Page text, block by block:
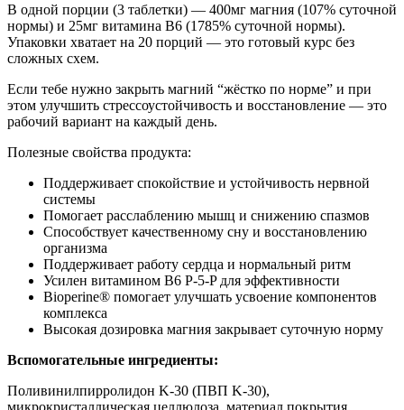
В одной порции (3 таблетки) — 400мг магния (107% суточной
нормы) и 25мг витамина B6 (1785% суточной нормы).
Упаковки хватает на 20 порций — это готовый курс без
сложных схем.
Если тебе нужно закрыть магний “жёстко по норме” и при
этом улучшить стрессоустойчивость и восстановление — это
рабочий вариант на каждый день.
Полезные свойства продукта:
Поддерживает спокойствие и устойчивость нервной
системы
Помогает расслаблению мышц и снижению спазмов
Способствует качественному сну и восстановлению
организма
Поддерживает работу сердца и нормальный ритм
Усилен витамином B6 P-5-P для эффективности
Bioperine® помогает улучшать усвоение компонентов
комплекса
Высокая дозировка магния закрывает суточную норму
Вспомогательные ингредиенты:
Поливинилпирролидон K-30 (ПВП K-30),
микрокристаллическая целлюлоза, материал покрытия,